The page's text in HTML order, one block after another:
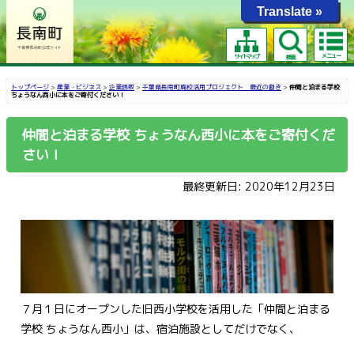
サイトマップ 検索 メニュー
トップページ > 産業・ビジネス > 企業誘致 > 千葉県長南町廃校活用プロジェクト 最近の動き > 仲間と泊まる学校
ちょうなん西小に本をご寄付ください！
仲間と泊まる学校 ちょうなん西小に本をご寄付くだ
さい！
最終更新日: 2020年12月23日
７月１日にオープンした旧西小学校を活用した「仲間と泊まる
学校 ちょうなん西小」は、宿泊施設としてだけでなく、
Translate »